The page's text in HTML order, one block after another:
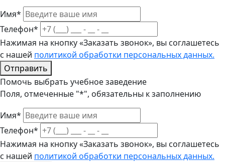
Имя*
Телефон*
Нажимая на кнопку «Заказать звонок», вы соглашетесь
с нашей политикой обработки персональных данных.
Отправить
Помочь выбрать учебное заведение
Поля, отмеченные "*", обязательны к заполнению
Имя*
Телефон*
Нажимая на кнопку «Заказать звонок», вы соглашетесь
с нашей политикой обработки персональных данных.